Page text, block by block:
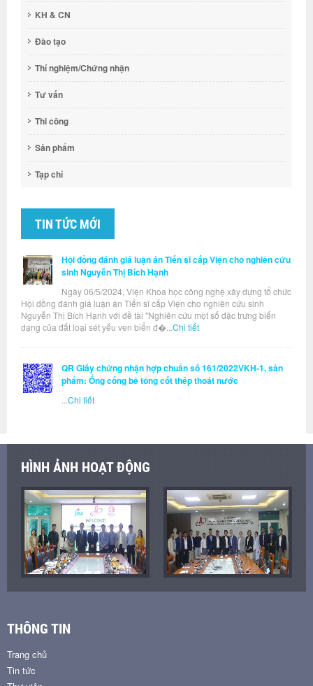
KH & CN
Đào tạo
Thí nghiệm/Chứng nhận
Tư vấn
Thi công
Sản phẩm
Tạp chí
TIN TỨC MỚI
Hội đồng đánh giá luận án Tiến sĩ cấp Viện cho nghiên cứu
sinh Nguyễn Thị Bích Hạnh
Ngày 06/5/2024, Viện Khoa học công nghệ xây dựng tổ chức
Hội đồng đánh giá luận án Tiến sĩ cấp Viện cho nghiên cứu sinh
Nguyễn Thị Bích Hạnh với đề tài "Nghiên cứu một số đặc trưng biến
dạng của đất loại sét yếu ven biển đ�... Chi tiết
QR Giấy chứng nhận hợp chuẩn số 161/2022VKH-1, sản
phẩm: Ống cống bê tông cốt thép thoát nước
Chi tiết
HÌNH ẢNH HOẠT ĐỘNG
THÔNG TIN
Trang chủ
Tin tức